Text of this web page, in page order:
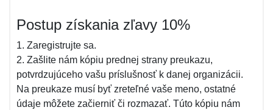
Postup získania zľavy 10%
1. Zaregistrujte sa.
2. Zašlite nám kópiu prednej strany preukazu,
potvrdzujúceho vašu príslušnosť k danej organizácii.
Na preukaze musí byť zreteľné vaše meno, ostatné
údaje môžete začierniť či rozmazať. Túto kópiu nám